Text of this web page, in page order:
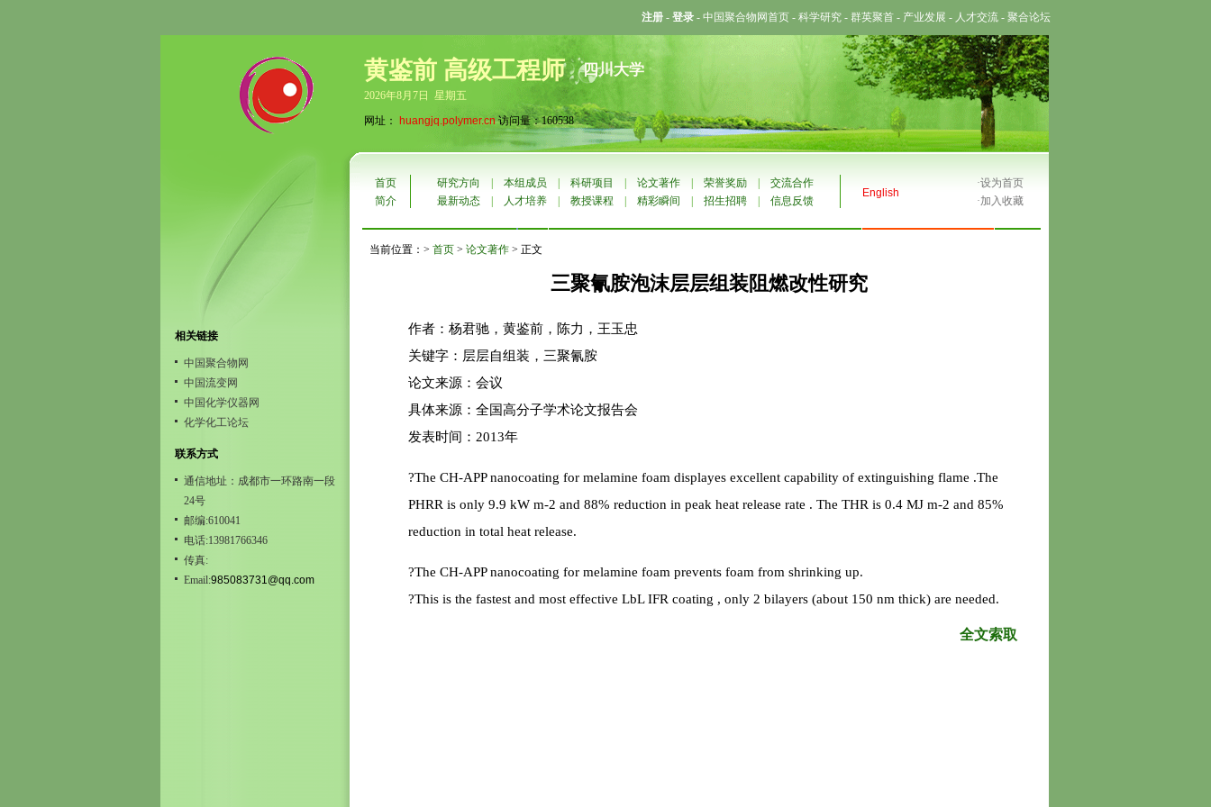
注册 - 登录 - 中国聚合物网首页 - 科学研究 - 群英聚首 - 产业发展 - 人才交流 - 聚合论坛
黄鉴前 高级工程师 四川大学
2026年8月7日 星期五
网址：
huangjq.polymer.cn访问量：160538
相关链接
中国聚合物网
中国流变网
中国化学仪器网
化学化工论坛
联系方式
通信地址：成都市一环路南一段
24号
邮编:610041
电话:13981766346
传真:
Email:985083731@qq.com
首页 研究方向 本组成员 科研项目 论文著作 荣誉奖励 交流合作
English
·设为首页
简介
最新动态 人才培养 教授课程 精彩瞬间 招生招聘 信息反馈 ·加入收藏
当前位置：> 首页 > 论文著作 > 正文
三聚氰胺泡沫层层组装阻燃改性研究
作者：杨君驰，黄鉴前，陈力，王玉忠
关键字：层层自组装，三聚氰胺
论文来源：会议
具体来源：全国高分子学术论文报告会
发表时间：2013年
?The CH-APP nanocoating for melamine foam displayes excellent capability of extinguishing flame .The
PHRR is only 9.9 kW m-2 and 88% reduction in peak heat release rate . The THR is 0.4 MJ m-2 and 85%
reduction in total heat release.
?The CH-APP nanocoating for melamine foam prevents foam from shrinking up.
?This is the fastest and most effective LbL IFR coating , only 2 bilayers (about 150 nm thick) are needed.
全文索取